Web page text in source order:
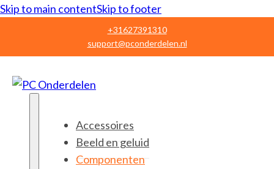
Skip to main contentSkip to footer
+31627391310
support@pconderdelen.nl
Accessoires
Beeld en geluid
Componenten